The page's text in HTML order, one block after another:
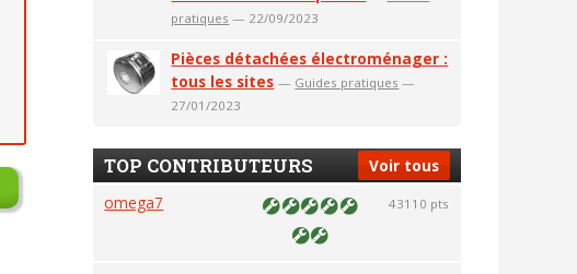
pratiques — 22/09/2023
Pièces détachées électroménager :
tous les sites — Guides pratiques —
27/01/2023
Voir tous
TOP CONTRIBUTEURS
omega7 43110 pts